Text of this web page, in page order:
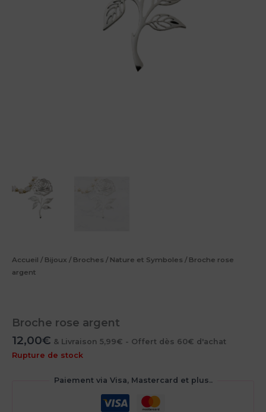
Accueil / Bijoux / Broches / Nature et Symboles / Broche rose
argent
Broche rose argent
12,00€ & Livraison 5,99€ - Offert dès 60€ d'achat
Rupture de stock
Paiement via Visa, Mastercard et plus..